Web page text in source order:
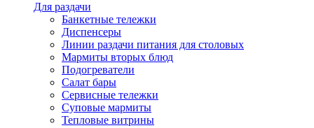
Для раздачи
Банкетные тележки
Диспенсеры
Линии раздачи питания для столовых
Мармиты вторых блюд
Подогреватели
Салат бары
Сервисные тележки
Суповые мармиты
Тепловые витрины